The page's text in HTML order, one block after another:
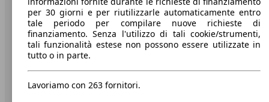
Condizioni generali
Informazioni
Dichiarazione di Accessibilità
per 30 giorni e per riutilizzarle automaticamente entro
tale periodo per compilare nuove richieste di
finanziamento. Senza l'utilizzo di tali cookie/strumenti,
tali funzionalità estese non possono essere utilizzate in
tutto o in parte.
Lavoriamo con 263 fornitori.